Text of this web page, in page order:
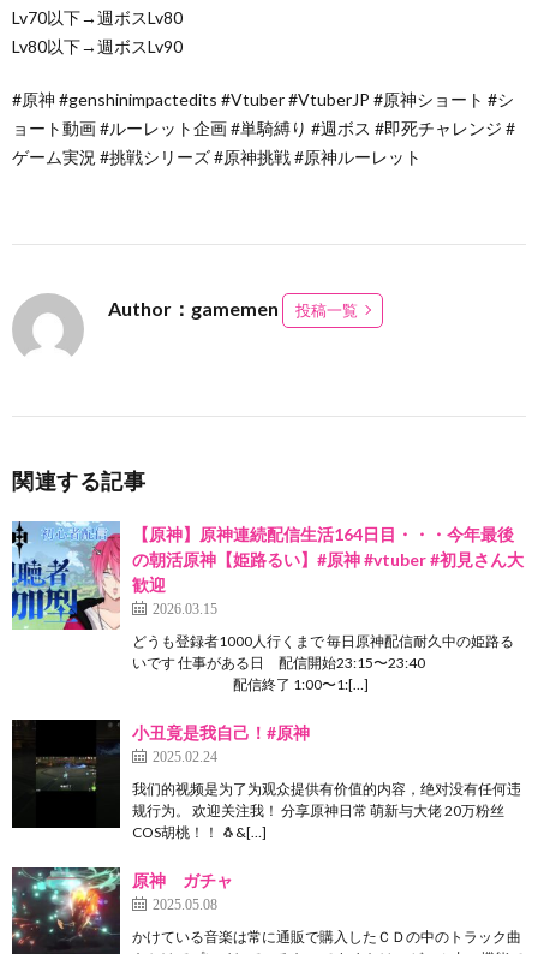
Lv70以下→週ボスLv80
Lv80以下→週ボスLv90
#原神 #genshinimpactedits #Vtuber #VtuberJP #原神ショート #シ
ョート動画 #ルーレット企画 #単騎縛り #週ボス #即死チャレンジ #
ゲーム実況 #挑戦シリーズ #原神挑戦 #原神ルーレット
Author：gamemen 投稿一覧
関連する記事
【原神】原神連続配信生活164日目・・・今年最後
の朝活原神【姫路るい】#原神 #vtuber #初見さん大
歓迎
2026.03.15
どうも登録者1000人行くまで 毎日原神配信耐久中の姫路る
いです 仕事がある日 配信開始23:15〜23:40
配信終了 1:00〜1:[…]
小丑竟是我自己！#原神
2025.02.24
我们的视频是为了为观众提供有价值的内容，绝对没有任何违
规行为。 欢迎关注我！ 分享原神日常 萌新与大佬 20万粉丝
COS胡桃！！ 🐧&[…]
原神 ガチャ
2025.05.08
かけている音楽は常に通販で購入したＣＤの中のトラック曲